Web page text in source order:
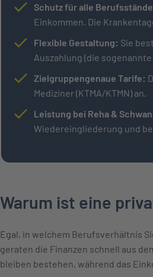
Schutz für alle
Einkommen. Die
Flexible Gestaltung: Sie
Auszahlung (die
Zielgruppengenaue Tarife:
Mediziner (KTMA/KTMN) an.
Leistung bei Reha &
Wiedereingliederung und
Warum ist eine
Egal, in welchem Berufsverhältnis
geraten die Finanzen schnell aus
bleiben bestehen, während das